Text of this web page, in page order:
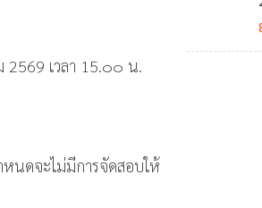
2569 เวลา 15.๐๐ น.
นดจะไม่มีการจัดสอบให้